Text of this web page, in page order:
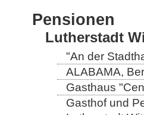
Pensionen
Lutherstadt
"An der
ALABAMA,
Gasthaus
Gasthof und